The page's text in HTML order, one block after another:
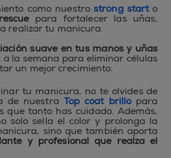
como nuestrostrong starto
para fortalecer las uñas,
realizar tu manicura.
suave en tus manos y uñas
a la semana para eliminar células
un mejor crecimiento.
tu manicura, no te olvides de
de nuestra Top coat brillopara
que tanto has cuidado. Además,
solo sella el color y prolonga la
sino que también aporta
y profesional que realza el